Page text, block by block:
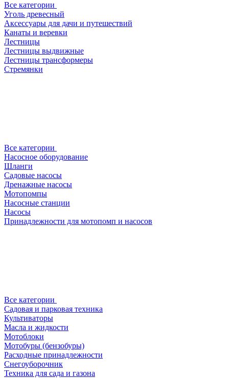
Все категории
Уголь древесный
Аксессуары для дачи и путешествий
Канаты и веревки
Лестницы
Лестницы выдвижные
Лестницы трансформеры
Стремянки
Все категории
Насосное оборудование
Шланги
Садовые насосы
Дренажные насосы
Мотопомпы
Насосные станции
Насосы
Принадлежности для мотопомп и насосов
Все категории
Садовая и парковая техника
Культиваторы
Масла и жидкости
Мотоблоки
Мотобуры (бензобуры)
Расходные принадлежности
Снегоуборочник
Техника для сада и газона